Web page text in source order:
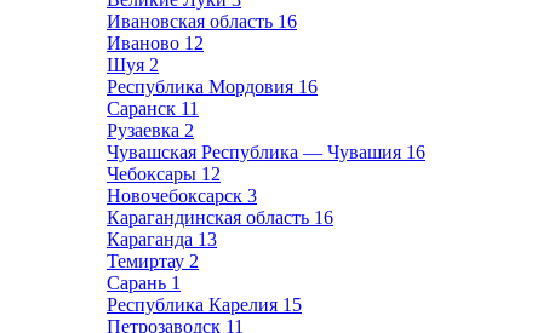
Ивановская область 16
Иваново 12
Шуя 2
Республика Мордовия 16
Саранск 11
Рузаевка 2
Чувашская Республика — Чувашия 16
Чебоксары 12
Новочебоксарск 3
Карагандинская область 16
Караганда 13
Темиртау 2
Сарань 1
Республика Карелия 15
Петрозаводск 11